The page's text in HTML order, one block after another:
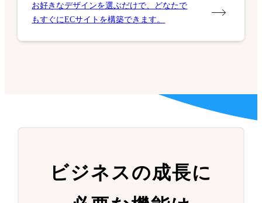
お好きなデザインを選ぶだけで、どなたで
もすぐにECサイトを構築できます。
ビジネスの成長に